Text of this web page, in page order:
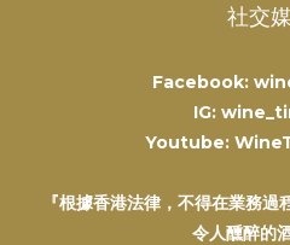
社交
Facebook:
IG:
Youtube:
『根據香港法律，不得在業務
令人醺醉的